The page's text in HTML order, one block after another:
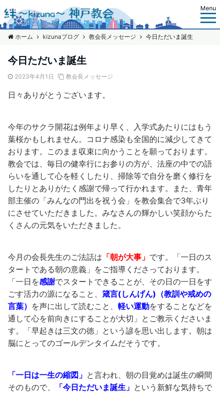
Menu
ホーム kizunaブログ 教会長メッセージ 今日ただいま誕生
今日ただいま誕生
2023年4月1日 教会長メッセージ
日々ありがとうございます。
今年のサクラ開花は例年より早く、入学式あたりにはもう
葉桜かもしれません。コロナ感染も全国的に減少してきて
おります。このまま収束に向かうことを願っております。
教会では、毎日の健幸行にお参りの方が、法座の中での語
らいを通して心を軽くしたり、掃除等で自分を磨く修行を
したりとありがたく感謝で帰って行かれます。また、青年
部主催の「みんなの門出を祝う会」を教会集合で3年ぶり
にさせていただきました。みなさんの輝かしい笑顔からた
くさんの元気をいただきました。
今月の会長先生のご法話は 「朝が大事」 です。「一日のス
タートである朝の意義」をご指導くださっております。
「一日を感謝でスタートできることが、その日の一日をす
ごす活力の源になること、 箴言(しんげん)（教訓や戒めの
言葉） を声に出して読むこと、 軽い運動をすることなどを
通して心を前向きにすることが大切」とご教示くださいま
す。「早起きは三文の徳」という諺を思い出します。朝は
脳にとってのゴールデンタイムだそうです。
「一日は一生の縮図」 と言われ、朝の目覚めは誕生の瞬間
そのもので、
「今日ただいま誕生」 という新鮮な気持ちで